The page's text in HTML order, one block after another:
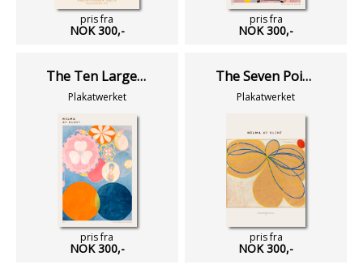
pris fra
NOK 300,-
pris fra
NOK 300,-
The Ten Largest No. 2 - Childhood
Plakatwerket
pris fra
NOK 300,-
The Seven Pointed Star No. 1
Plakatwerket
pris fra
NOK 300,-